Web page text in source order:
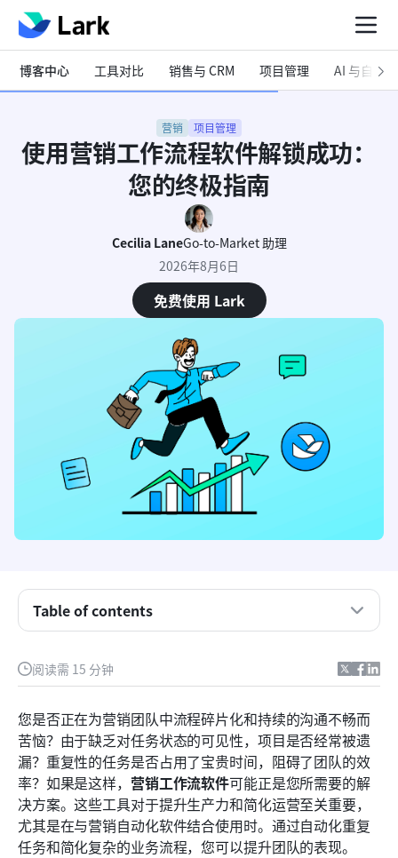
博客中心 工具对比 销售与 CRM 项目管理 AI 与自动化
营销 项目管理
使用营销工作流程软件解锁成功：
您的终极指南
Cecilia LaneGo-to-Market 助理
2026年8月6日
免费使用 Lark
阅读需 15 分钟
您是否正在为营销团队中流程碎片化和持续的沟通不畅而
苦恼？由于缺乏对任务状态的可见性，项目是否经常被遗
漏？重复性的任务是否占用了宝贵时间，阻碍了团队的效
率？如果是这样， 营销工作流软件可能正是您所需要的解
决方案。这些工具对于提升生产力和简化运营至关重要，
尤其是在与营销自动化软件结合使用时。通过自动化重复
任务和简化复杂的业务流程，您可以提升团队的表现。
Table of contents
有效营销工作流程软件的关键特性
营销工作流程软件实施的好处
2026年顶级营销工作流程软件工具
实施营销工作流程软件：最佳实践
真实案例研究：公司如何转变其工作流程